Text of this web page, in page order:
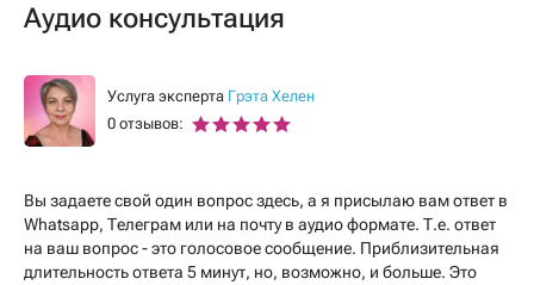
Аудио консультация
Услуга эксперта Грэта Хелен
0 отзывов:
Вы задаете свой один вопрос здесь, а я присылаю вам ответ в
Whatsapp, Телеграм или на почту в аудио формате. Т.е. ответ
на ваш вопрос - это голосовое сообщение. Приблизительная
длительность ответа 5 минут, но, возможно, и больше. Это